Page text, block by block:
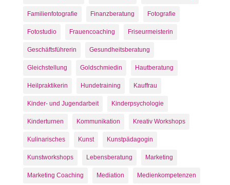
Familienfotografie Finanzberatung Fotografie
Fotostudio Frauencoaching Friseurmeisterin
Geschäftsführerin Gesundheitsberatung
Gleichstellung Goldschmiedin Hautberatung
Heilpraktikerin Hundetraining Kauffrau
Kinder- und Jugendarbeit Kinderpsychologie
Kinderturnen Kommunikation Kreativ Workshops
Kulinarisches Kunst Kunstpädagogin
Kunstworkshops Lebensberatung Marketing
Marketing Coaching Mediation Medienkompetenzen